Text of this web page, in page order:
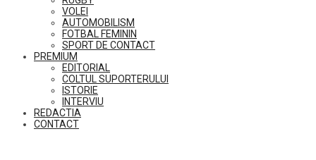
VOLEI
AUTOMOBILISM
FOTBAL FEMININ
SPORT DE CONTACT
PREMIUM
EDITORIAL
COLTUL SUPORTERULUI
ISTORIE
INTERVIU
REDACTIA
CONTACT